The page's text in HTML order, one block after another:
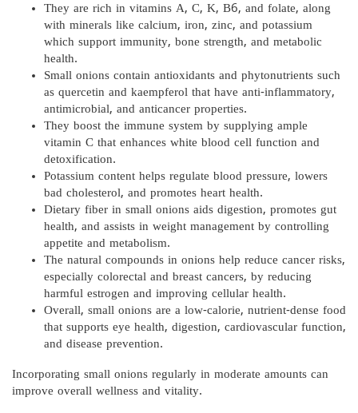
They are rich in vitamins A, C, K, B6, and folate, along
with minerals like calcium, iron, zinc, and potassium
which support immunity, bone strength, and metabolic
health.
Small onions contain antioxidants and phytonutrients such
as quercetin and kaempferol that have anti-inflammatory,
antimicrobial, and anticancer properties.
They boost the immune system by supplying ample
vitamin C that enhances white blood cell function and
detoxification.
Potassium content helps regulate blood pressure, lowers
bad cholesterol, and promotes heart health.
Dietary fiber in small onions aids digestion, promotes gut
health, and assists in weight management by controlling
appetite and metabolism.
The natural compounds in onions help reduce cancer risks,
especially colorectal and breast cancers, by reducing
harmful estrogen and improving cellular health.
Overall, small onions are a low-calorie, nutrient-dense food
that supports eye health, digestion, cardiovascular function,
and disease prevention.
Incorporating small onions regularly in moderate amounts can
improve overall wellness and vitality.